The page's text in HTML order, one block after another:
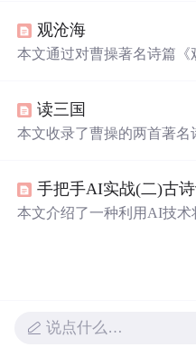
观沧海
本文通过对曹操著名诗篇
日月星辰，皆成为其心中不
读三国
本文收录了曹操的两首著
螣蛇的比喻，阐述了诗人积
的精神。
手把手AI实战(二)古
本文介绍了一种利用AI技
说点什么…